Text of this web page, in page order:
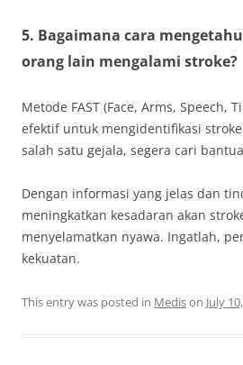
5. Bagaimana cara
orang lain mengalami stroke?
Metode FAST (Face, Arms, Speech,
efektif untuk mengidentifikasi
salah satu gejala, segera cari
Dengan informasi yang jelas dan
meningkatkan kesadaran akan
menyelamatkan nyawa. Ingatlah,
kekuatan.
This entry was posted in Medison July